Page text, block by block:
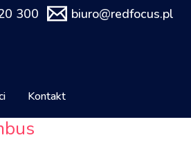
300 biuro@redfocus.pl
Kontakt